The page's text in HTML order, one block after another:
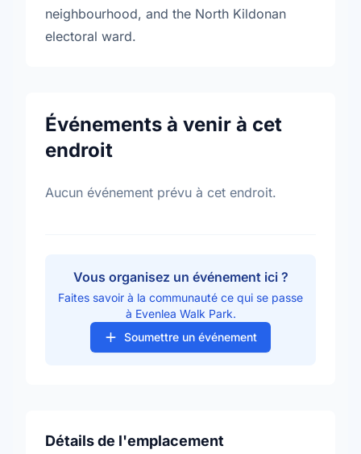
neighbourhood, and the North Kildonan
electoral ward.
Événements à venir à cet
endroit
Aucun événement prévu à cet endroit.
Vous organisez un événement ici ?
Faites savoir à la communauté ce qui se passe
à Evenlea Walk Park.
Soumettre un événement
Détails de l'emplacement